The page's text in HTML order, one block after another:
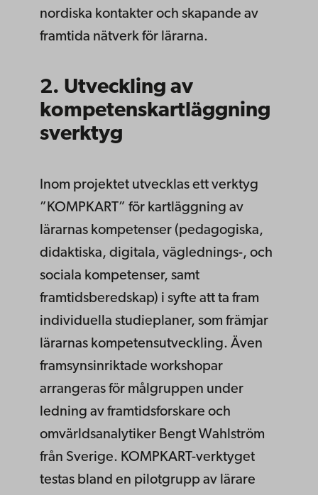
nordiska kontakter och skapande av
framtida nätverk för lärarna.
2. Utveckling av
kompetenskartläggning
sverktyg
Inom projektet utvecklas ett verktyg
”KOMPKART” för kartläggning av
lärarnas kompetenser (pedagogiska,
didaktiska, digitala, väglednings-, och
sociala kompetenser, samt
framtidsberedskap) i syfte att ta fram
individuella studieplaner, som främjar
lärarnas kompetensutveckling. Även
framsynsinriktade workshopar
arrangeras för målgruppen under
ledning av framtidsforskare och
omvärldsanalytiker Bengt Wahlström
från Sverige. KOMPKART-verktyget
testas bland en pilotgrupp av lärare